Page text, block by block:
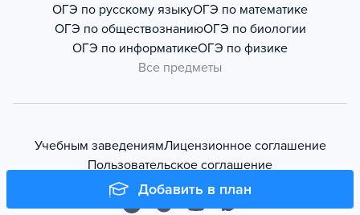
Добавить в план
ОГЭ по русскому языкуОГЭ по математике
ОГЭ по обществознаниюОГЭ по биологии
ОГЭ по информатикеОГЭ по физике
Все предметы
Учебным заведениямЛицензионное соглашение
Пользовательское соглашение